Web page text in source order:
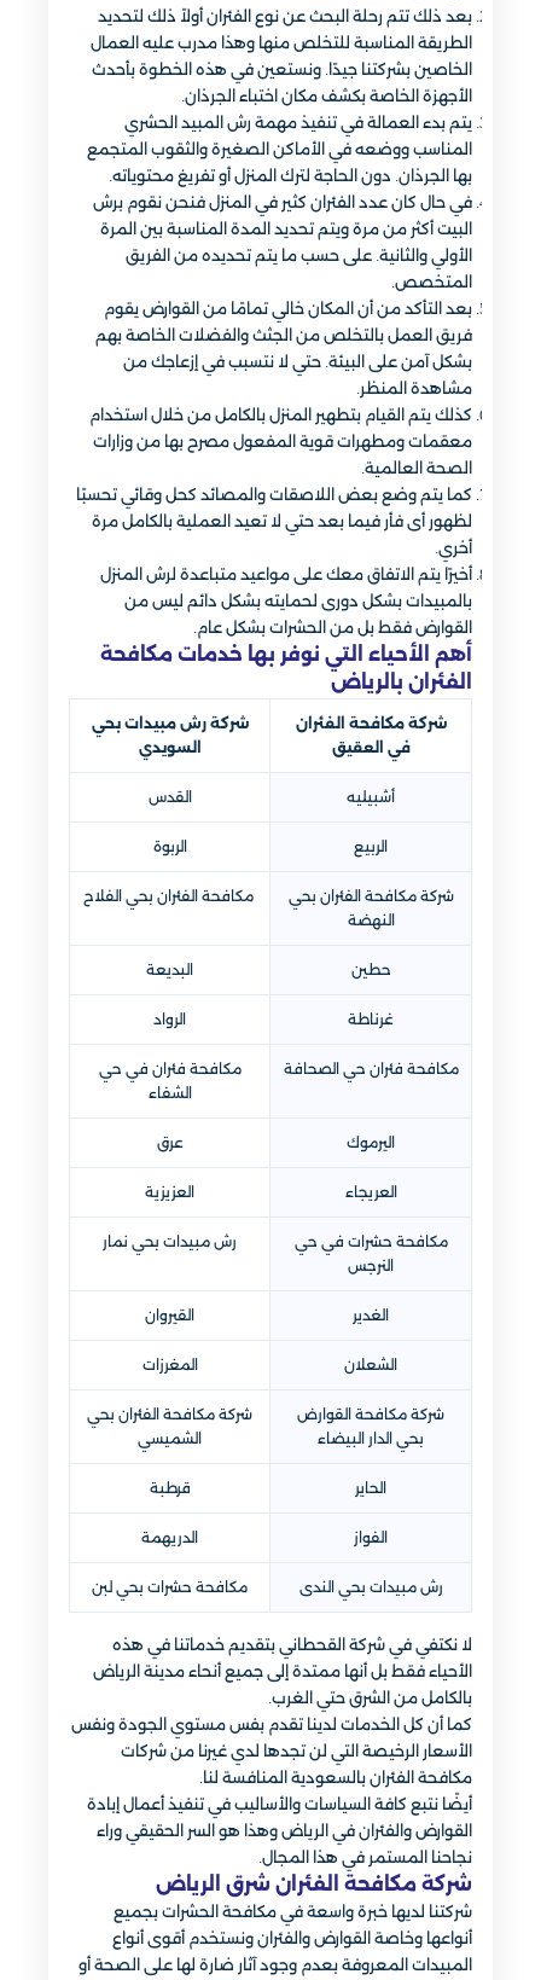
بعد ذلك تتم رحلة البحث عن نوع الفئران أولاً ذلك لتحديد
الطريقة المناسبة للتخلص منها وهذا مدرب عليه العمال
الخاصين بشركتنا جيدًا. ونستعين في هذه الخطوة بأحدث
الأجهزة الخاصة بكشف مكان اختباء الجرذان.
يتم بدء العمالة في تنفيذ مهمة رش المبيد الحشري
المناسب ووضعه في الأماكن الصغيرة والثقوب المتجمع
بها الجرذان. دون الحاجة لترك المنزل أو تفريغ محتوياته.
في حال كان عدد الفئران كثير في المنزل فنحن نقوم برش
البيت أكثر من مرة ويتم تحديد المدة المناسبة بين المرة
الأولي والثانية. على حسب ما يتم تحديده من الفريق
المتخصص.
بعد التأكد من أن المكان خالي تمامًا من القوارض يقوم
فريق العمل بالتخلص من الجثث والفضلات الخاصة بهم
بشكل آمن على البيئة. حتي لا نتسبب في إزعاجك من
مشاهدة المنظر.
كذلك يتم القيام بتطهير المنزل بالكامل من خلال استخدام
معقمات ومطهرات قوية المفعول مصرح بها من وزارات
الصحة العالمية.
كما يتم وضع بعض اللاصقات والمصائد كحل وقائي تحسبًا
لظهور أى فأر فيما بعد حتي لا تعيد العملية بالكامل مرة
أخري.
أخيرًا يتم الاتفاق معك على مواعيد متباعدة لرش المنزل
بالمبيدات بشكل دورى لحمايته بشكل دائم ليس من
القوارض فقط بل من الحشرات بشكل عام.
أهم الأحياء التي نوفر بها خدمات مكافحة
الفئران بالرياض
شركة مكافحة الفئران
في العقيق
شركة رش مبيدات بحي
السويدي
أشبيليه القدس
الربيع الربوة
شركة مكافحة الفئران بحي
النهضة
مكافحة الفئران بحي الفلاح
حطين البديعة
غرناطة الرواد
مكافحة فئران حي الصحافة
مكافحة فئران في حي
الشفاء
اليرموك عرق
العريجاء العزيزية
مكافحة حشرات في حي
النرجس
رش مبيدات بحي نمار
الغدير القيروان
الشعلان المغرزات
شركة مكافحة القوارض
بحي الدار البيضاء
شركة مكافحة الفئران بحي
الشميسي
الحاير قرطبة
الفواز الدريهمة
رش مبيدات بحي الندى مكافحة حشرات بحي لبن
لا نكتفي في شركة القحطاني بتقديم خدماتنا في هذه
الأحياء فقط بل أنها ممتدة إلى جميع أنحاء مدينة الرياض
بالكامل من الشرق حتي الغرب.
كما أن كل الخدمات لدينا تقدم بفس مستوي الجودة ونفس
الأسعار الرخيصة التي لن تجدها لدي غيرنا من شركات
مكافحة الفئران بالسعودية المنافسة لنا.
أيضًا نتبع كافة السياسات والأساليب في تنفيذ أعمال إبادة
القوارض والفئران في الرياض وهذا هو السر الحقيقي وراء
نجاحنا المستمر في هذا المجال.
شركة مكافحة الفئران شرق الرياض
شركتنا لديها خبرة واسعة في مكافحة الحشرات بجميع
أنواعها وخاصة القوارض والفئران ونستخدم أقوى أنواع
المبيدات المعروفة بعدم وجود آثار ضارة لها على الصحة أو